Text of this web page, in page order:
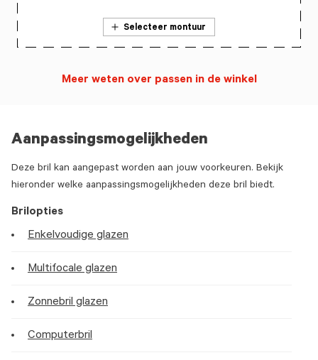
Aanpassingsmogelijkheden
Deze bril kan aangepast worden aan jouw voorkeuren. Bekijk
hieronder welke aanpassingsmogelijkheden deze bril biedt.
Brilopties
Enkelvoudige glazen
Multifocale glazen
Zonnebril glazen
Computerbril
Selecteer montuur
Meer weten over passen in de winkel